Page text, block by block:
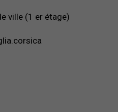
ville (1 er étage)